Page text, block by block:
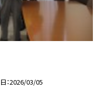
2026/03/05